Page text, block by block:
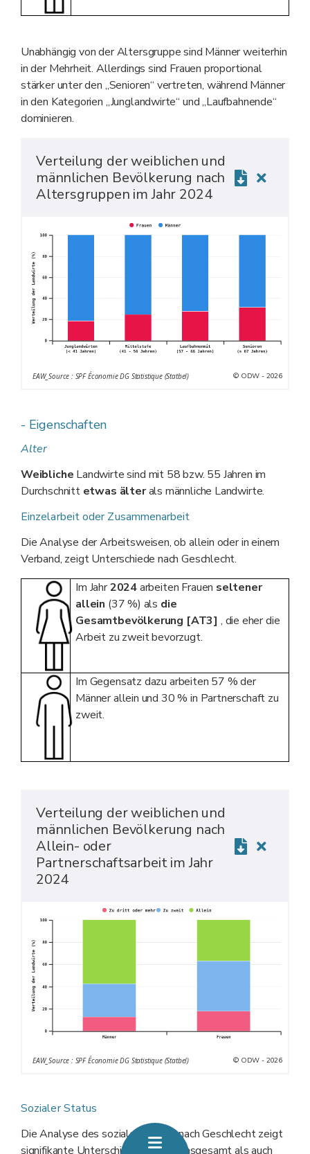
Unabhängig von der Altersgruppe sind Männer weiterhin
in der Mehrheit. Allerdings sind Frauen proportional
stärker unter den „Senioren“ vertreten, während Männer
in den Kategorien „Junglandwirte“ und „Laufbahnende“
dominieren.
Verteilung der weiblichen und
männlichen Bevölkerung nach
Altersgruppen im Jahr 2024
EAW_Source : SPF Économie DG Statistique (Statbel) © ODW - 2026
- Eigenschaften
Alter
Weibliche Landwirte sind mit 58 bzw. 55 Jahren im
Durchschnitt etwas älterals männliche Landwirte.
Einzelarbeit oder Zusammenarbeit
Die Analyse der Arbeitsweisen, ob allein oder in einem
Verband, zeigt Unterschiede nach Geschlecht.
Im Jahr2024arbeiten Frauen seltener
allein (37 %) als die
Gesamtbevölkerung [AT3] , die eher die
Arbeit zu zweit bevorzugt.
Im Gegensatz dazu arbeiten 57 % der
Männer allein und 30 % in Partnerschaft zu
zweit.
Verteilung der weiblichen und
männlichen Bevölkerung nach
Allein- oder
Partnerschaftsarbeit im Jahr
2024
EAW_Source : SPF Économie DG Statistique (Statbel) © ODW - 2026
Sozialer Status
Die Analyse des sozialen Status nach Geschlecht zeigt
signifikante Unterschiede, sowohl insgesamt als auch